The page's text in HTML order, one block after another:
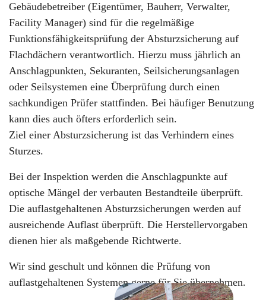
Gebäudebetreiber (Eigentümer, Bauherr, Verwalter,
Facility Manager) sind für die regelmäßige
Funktionsfähigkeitsprüfung der Absturzsicherung auf
Flachdächern verantwortlich. Hierzu muss jährlich an
Anschlagpunkten, Sekuranten, Seilsicherungsanlagen
oder Seilsystemen eine Überprüfung durch einen
sachkundigen Prüfer stattfinden. Bei häufiger Benutzung
kann dies auch öfters erforderlich sein.
Ziel einer Absturzsicherung ist das Verhindern eines
Sturzes.
Bei der Inspektion werden die Anschlagpunkte auf
optische Mängel der verbauten Bestandteile überprüft.
Die auflastgehaltenen Absturzsicherungen werden auf
ausreichende Auflast überprüft. Die Herstellervorgaben
dienen hier als maßgebende Richtwerte.
Wir sind geschult und können die Prüfung von
auflastgehaltenen Systemen gerne für Sie übernehmen.